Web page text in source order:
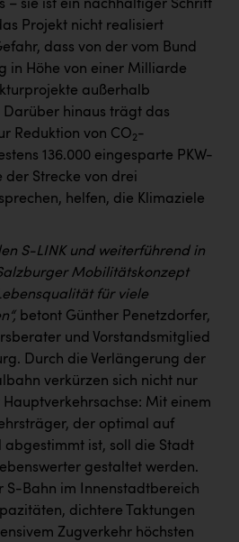
– sie ist ein nachhaltiger Schritt
Projekt nicht realisiert
dass von der vom Bund
in Höhe von einer Milliarde
außerhalb
hinaus trägt das
Reduktion von CO2-
136.000 eingesparte PKW-
der Strecke von drei
helfen, die Klimaziele
S-LINK und weiterführend in
Mobilitätskonzept
für viele
betont Günther Penetzdorfer,
und Vorstandsmitglied
Durch die Verlängerung der
verkürzen sich nicht nur
Mit einem
der optimal auf
abgestimmt ist, soll die Stadt
gestaltet werden.
S-Bahn im Innenstadtbereich
dichtere Taktungen
Zugverkehr höchsten